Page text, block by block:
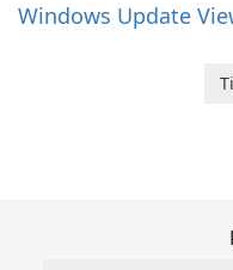
Windows Update